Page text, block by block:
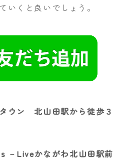
いくと良いでしょう。
ウン 北山田駅から徒歩３
－Liveかながわ北山田駅前